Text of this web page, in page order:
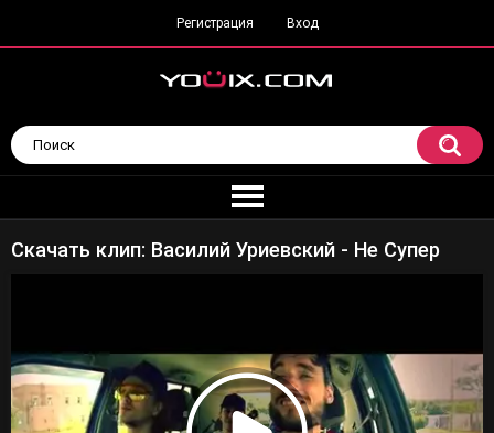
Регистрация Вход
Скачать клип: Василий Уриевский - Не Супер